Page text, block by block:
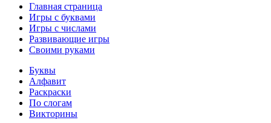
Главная страница
Игры с буквами
Игры с числами
Развивающие игры
Своими руками
Буквы
Алфавит
Раскраски
По слогам
Викторины